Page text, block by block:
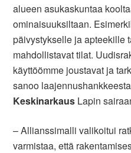
alueen asukaskuntaa
ominaisuuksiltaan.
päivystykselle ja apteekille
mahdollistavat tilat.
käyttöömme joustavat ja
sanoo
Keskinarkaus Lapin
– Allianssimalli valikoitui
varmistaa, että